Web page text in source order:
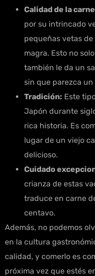
Calidad de la
por su intrincado
pequeñas vetas
magra. Esto no
también le da un
sin que parezca un
Tradición: Este
Japón durante
rica historia. Es
lugar de un viejo
delicioso.
Cuidado
crianza de estas
traduce en carne
centavo.
Además, no podemos
en la cultura
calidad, y comerlo es
próxima vez que estés